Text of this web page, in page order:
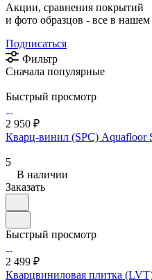
Акции, сравнения покрытий
и фото образцов - все в нашем
Подписаться
Фильтр
Сначала популярные
Быстрый просмотр
2 950 ₽
Кварц-винил (SPC) Aquafloor
5
В наличии
Заказать
Быстрый просмотр
2 499 ₽
Кварцвиниловая плитка